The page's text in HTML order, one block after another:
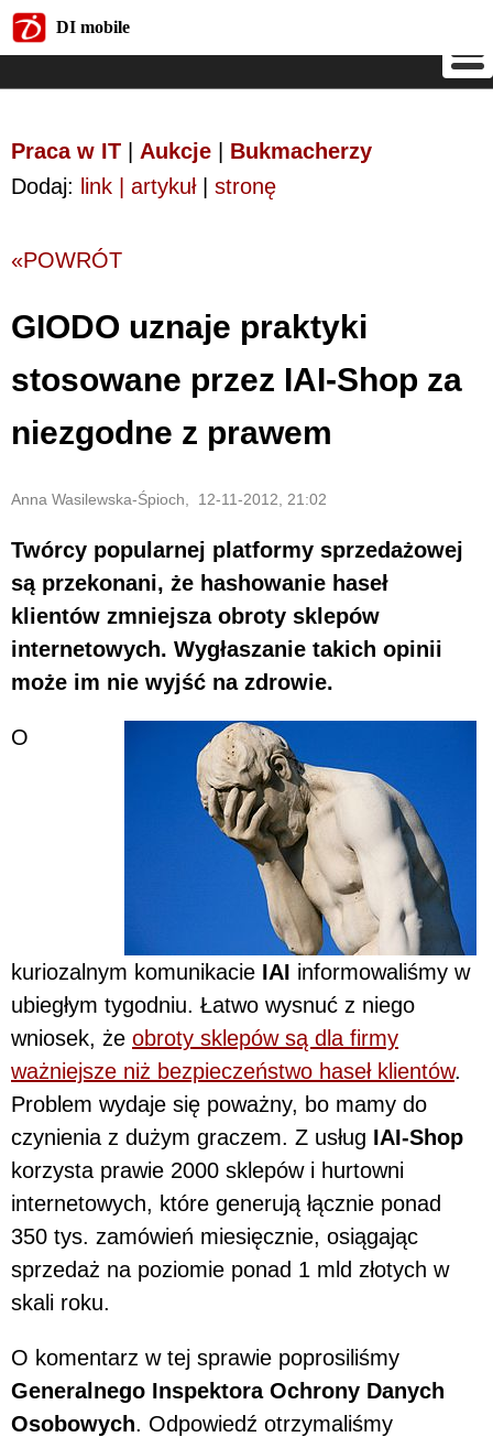
DI mobile
Praca w IT Aukcje
Bukmacherzy
Dodaj: link | artykuł| stronę
«POWRÓT
GIODO uznaje praktyki
stosowane przez IAI-Shop za
niezgodne z prawem
Anna Wasilewska-Śpioch, 12-11-2012, 21:02
Twórcy popularnej platformy sprzedażowej
są przekonani, że hashowanie haseł
klientów zmniejsza obroty sklepów
internetowych. Wygłaszanie takich opinii
może im nie wyjść na zdrowie.
O
kuriozalnym komunikacie IAI informowaliśmy w
ubiegłym tygodniu. Łatwo wysnuć z niego
wniosek, że obroty sklepów są dla firmy
ważniejsze niż bezpieczeństwo haseł klientów.
Problem wydaje się poważny, bo mamy do
czynienia z dużym graczem. Z usług IAI-Shop
korzysta prawie 2000 sklepów i hurtowni
internetowych, które generują łącznie ponad
350 tys. zamówień miesięcznie, osiągając
sprzedaż na poziomie ponad 1 mld złotych w
skali roku.
O komentarz w tej sprawie poprosiliśmy
Generalnego Inspektora Ochrony Danych
Osobowych. Odpowiedź otrzymaliśmy
DI mobile